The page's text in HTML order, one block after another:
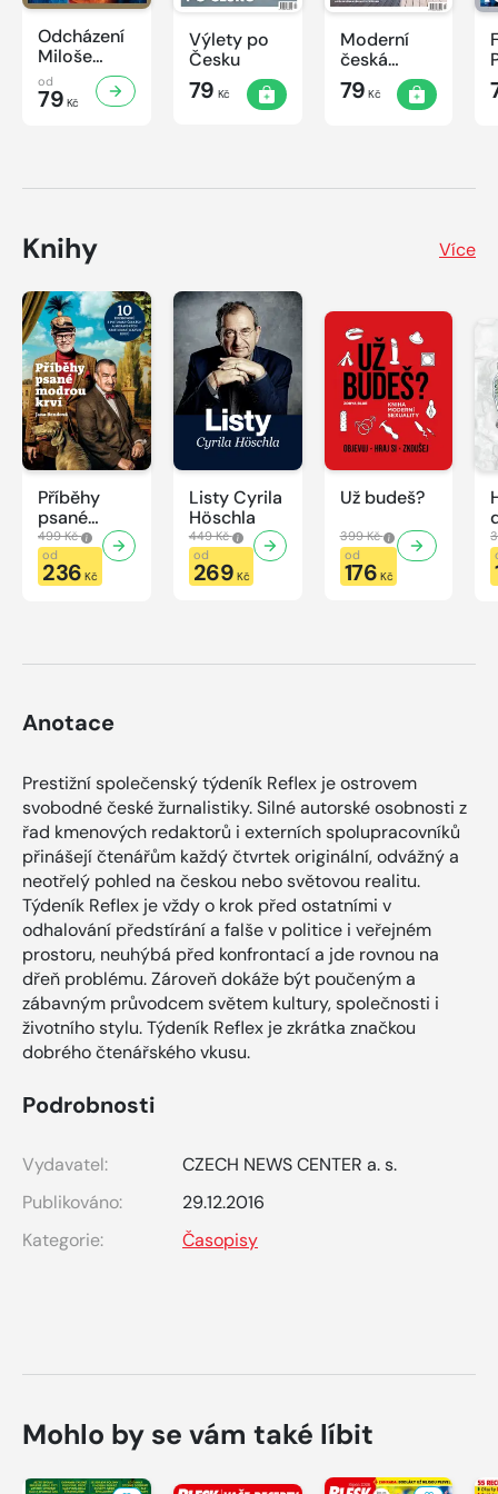
Odcházení
Miloše
Zemana
od
79 Kč
Výlety po
Česku
79 Kč
Moderní
česká
architektura
79 Kč
Knihy Více
Příběhy
psané
modrou
krví
499 Kč
od
236 Kč
Listy Cyrila
Höschla
449 Kč
od
269 Kč
Už budeš?
399 Kč
od
176 Kč
Anotace
Prestižní společenský týdeník Reflex je ostrovem
svobodné české žurnalistiky. Silné autorské osobnosti z
řad kmenových redaktorů i externích spolupracovníků
přinášejí čtenářům každý čtvrtek originální, odvážný a
neotřelý pohled na českou nebo světovou realitu.
Týdeník Reflex je vždy o krok před ostatními v
odhalování předstírání a falše v politice i veřejném
prostoru, neuhýbá před konfrontací a jde rovnou na
dřeň problému. Zároveň dokáže být poučeným a
zábavným průvodcem světem kultury, společnosti i
životního stylu. Týdeník Reflex je zkrátka značkou
dobrého čtenářského vkusu.
Podrobnosti
Vydavatel:
CZECH NEWS CENTER a. s.
Publikováno:
29.12.2016
Kategorie:
Časopisy
Mohlo by se vám také líbit